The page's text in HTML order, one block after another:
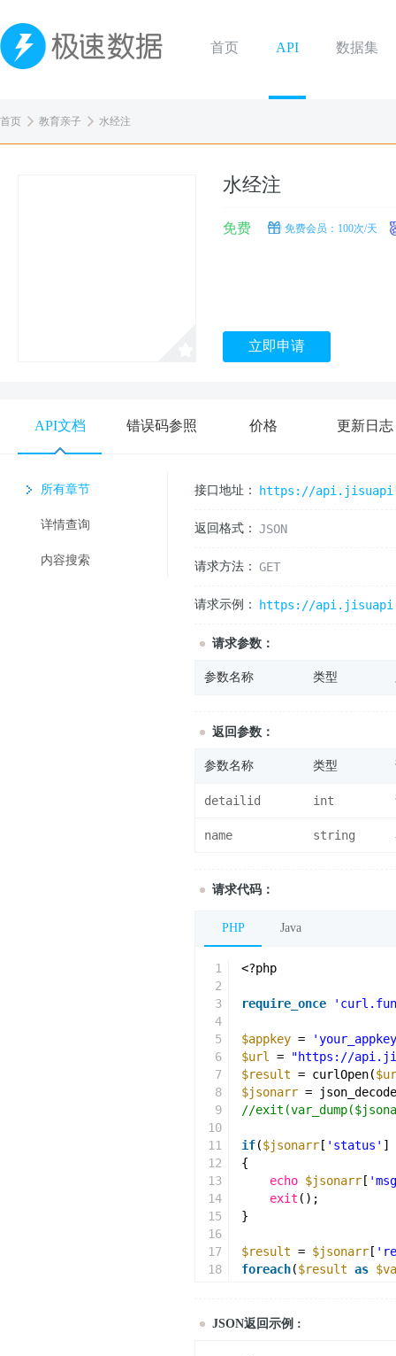
首页 API 数据集
首页 教育亲子 水经注
水经注
免费 免费会员：100次/天
立即申请
API文档 错误码参照 价格 更新日志
所有章节
详情查询
内容搜索
接口地址： https://
返回格式： JSON
请求方法： GET
请求示例： https://
请求参数：
参数名称 类型
返回参数：
参数名称 类型
detailid int
name string
请求代码：
PHP Java
1
2
3
4
5
6
7
8
9
10
11
12
13
14
15
16
17
18
21
<?php
require_once
$appkey =
$url
=
"https://
$result = curlOpen(
$jsonarr =
//
if($jsonarr [ 'status' ]
{
echo $jsonarr [
exit ();
}
$result = $jsonarr [
foreach($result as
}
JSON返回示例 :